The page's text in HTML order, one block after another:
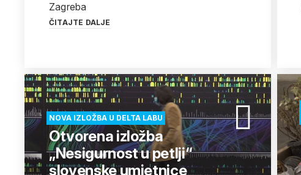
Zagreba
ČITAJTE DALJE
NOVA IZLOŽBA U DELTA LABU
Otvorena izložba
„Nesigurnost u petlji“
slovenske umjetnice